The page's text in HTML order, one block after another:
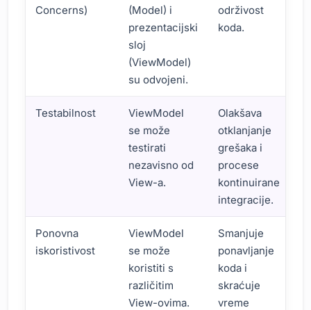
Concerns)
(Model) i
prezentacijski
sloj
(ViewModel)
su odvojeni.
održivost
koda.
Testabilnost
ViewModel
se može
testirati
nezavisno od
View-a.
Olakšava
otklanjanje
grešaka i
procese
kontinuirane
integracije.
Ponovna
iskoristivost
ViewModel
se može
koristiti s
različitim
View-ovima.
Smanjuje
ponavljanje
koda i
skraćuje
vreme